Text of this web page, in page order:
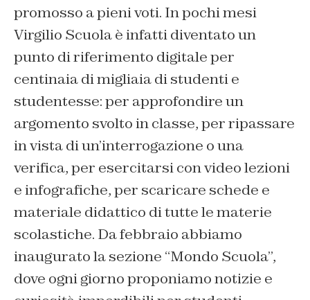
promosso a pieni voti. In pochi mesi
Virgilio Scuola è infatti diventato un
punto di riferimento digitale per
centinaia di migliaia di studenti e
studentesse: per approfondire un
argomento svolto in classe, per ripassare
in vista di un’interrogazione o una
verifica, per esercitarsi con video lezioni
e infografiche, per scaricare schede e
materiale didattico di tutte le materie
scolastiche. Da febbraio abbiamo
inaugurato la sezione “Mondo Scuola”,
dove ogni giorno proponiamo notizie e